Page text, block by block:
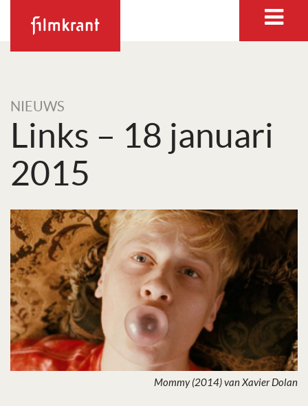
NIEUWS
Links – 18 januari
2015
Mommy (2014) van Xavier Dolan